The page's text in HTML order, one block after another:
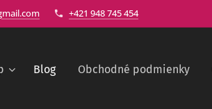
+421 948 745 454
Blog Obchodné podmienky